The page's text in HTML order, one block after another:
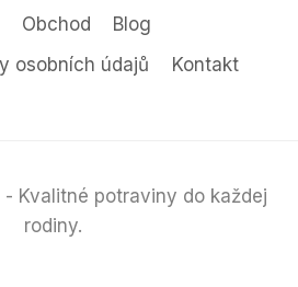
Obchod
Blog
osobních údajů
Kontakt
Kvalitné potraviny do každej
rodiny.